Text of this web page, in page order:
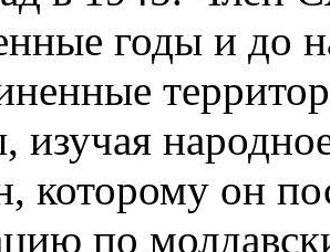
годы и до
изучая
которому он
по